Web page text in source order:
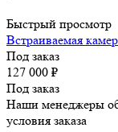
Быстрый просмотр
Встраиваемая
Под заказ
127 000 ₽
Под заказ
Наши менеджеры
условия заказа